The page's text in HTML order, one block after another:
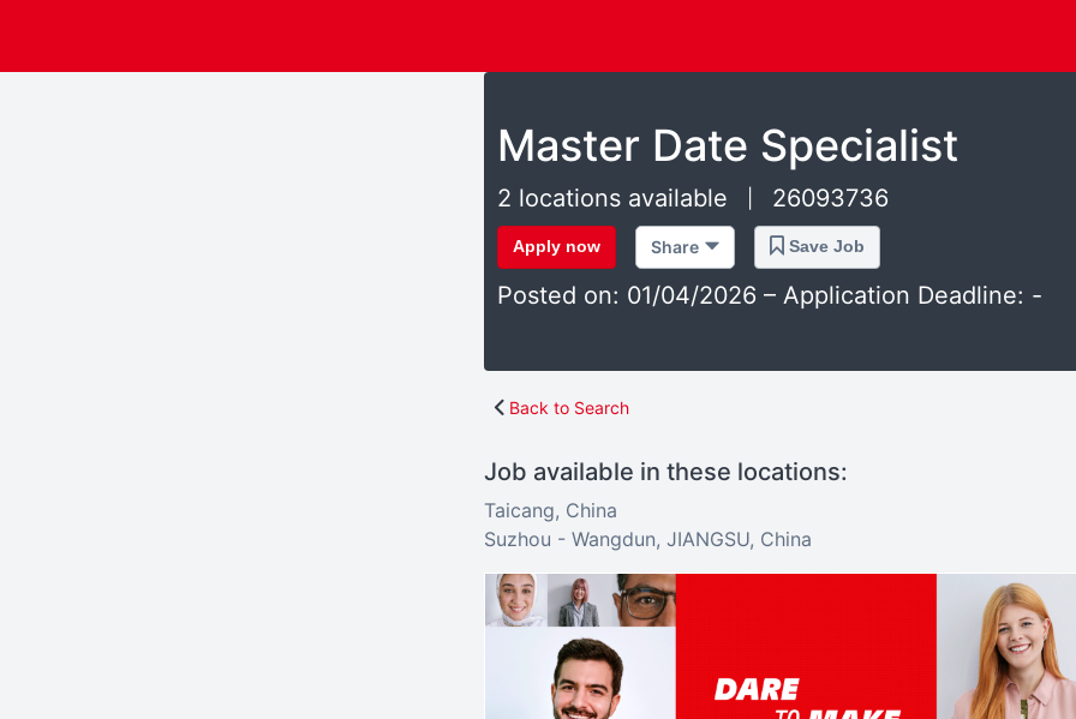
Master Date Specialist
2 locations available 26093736
Apply now Share Save Job
Posted on: 01/04/2026 – Application Deadline: -
Back to Search
Job available in these locations:
Taicang, China
Suzhou - Wangdun, JIANGSU, China